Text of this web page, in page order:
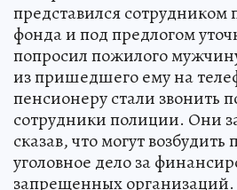
представился сотрудником
фонда и под предлогом
попросил пожилого
из пришедшего ему на
пенсионеру стали звонить
сотрудники полиции. Они
сказав, что могут возбудить
уголовное дело за
запрещенных